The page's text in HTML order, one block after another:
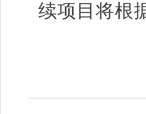
续项目将根